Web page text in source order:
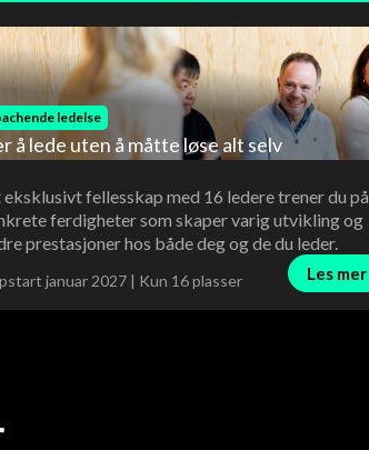
ledelse
å lede uten å måtte løse alt selv
eksklusivt fellesskap med 16 ledere trener du på
ferdigheter som skaper varig utvikling og
prestasjoner hos både deg og de du leder.
januar 2027 | Kun 16 plasser Les mer